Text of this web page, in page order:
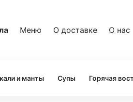
Меню О доставке О нас
и манты Супы Горячая